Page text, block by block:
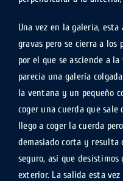
Una vez en la galería,
gravas pero se cierra a los
por el que se asciende a
parecía una galería
la ventana y un pequeño
coger una cuerda que
llego a coger la cuerda
demasiado corta y resulta
seguro, así que desistimos
exterior. La salida esta